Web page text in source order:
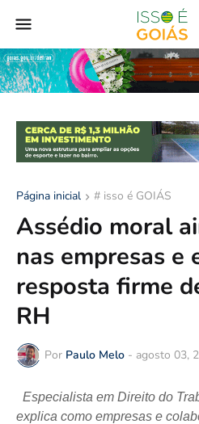
Página inicial # isso é GOIÁS
Assédio moral
nas empresas e
resposta firme
RH
Por Paulo Melo - agosto 03,
Especialista em Direito do
explica como empresas e